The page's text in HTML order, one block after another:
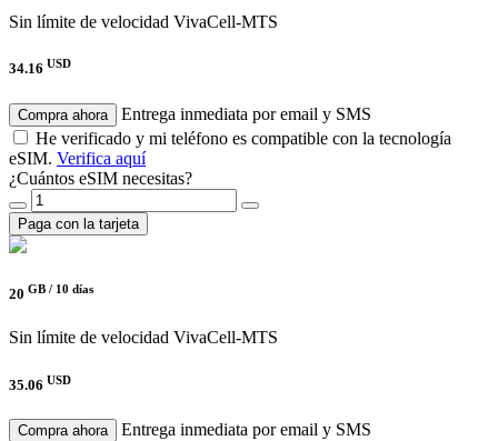
Sin límite de velocidad VivaCell-MTS
34.16 USD
Compra ahora
Entrega inmediata por email y SMS
He verificado y mi teléfono es compatible con la tecnología
eSIM. Verifica aquí
¿Cuántos eSIM necesitas?
Paga con la tarjeta
20 GB / 10 días
Sin límite de velocidad VivaCell-MTS
35.06 USD
Compra ahora
Entrega inmediata por email y SMS